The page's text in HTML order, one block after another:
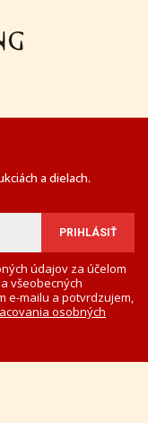
a dielach.
údajov za účelom
všeobecných
e-mailu a potvrdzujem,
osobných